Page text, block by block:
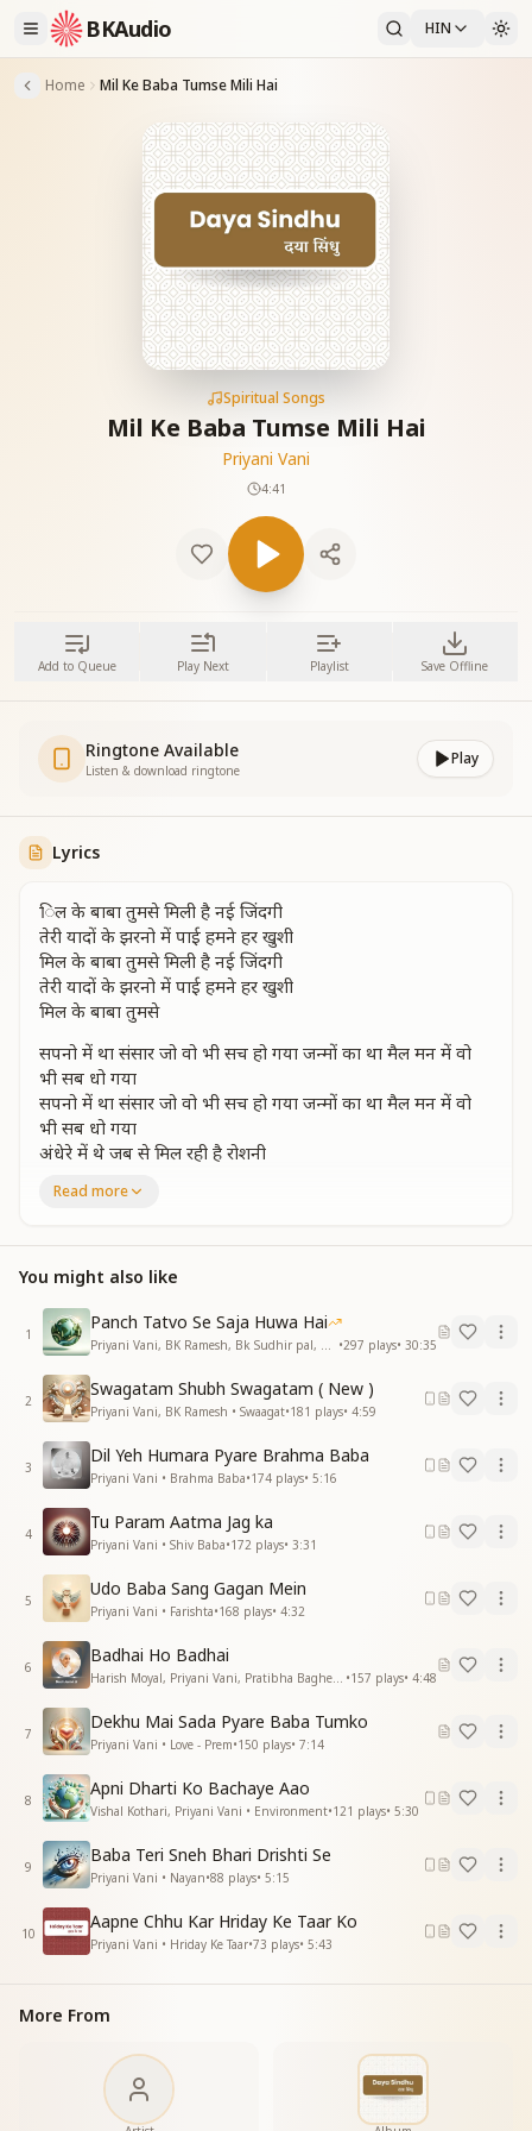
BKAudio HIN
Home Mil Ke Baba Tumse Mili Hai
Spiritual Songs
Mil Ke Baba Tumse Mili Hai
Priyani Vani
4:41
Add to Queue Play Next Playlist Save Offline
Ringtone Available
Listen & download ringtone
Play
Lyrics
िल के बाबा तुमसे मिली है नई जिंदगी
तेरी यादों के झरनो में पाई हमने हर खुशी
मिल के बाबा तुमसे मिली है नई जिंदगी
तेरी यादों के झरनो में पाई हमने हर खुशी
मिल के बाबा तुमसे
सपनो में था संसार जो वो भी सच हो गया जन्मों का था मैल मन में वो
भी सब धो गया
सपनो में था संसार जो वो भी सच हो गया जन्मों का था मैल मन में वो
भी सब धो गया
अंधेरे में थे जब से मिल रही है रोशनी
तेरे चिंतन से हो गए अब तो उजाले उजाले
निगाहों में है बाबा तेरी हम तो है मतवाले
तेरे चिंतन से हो गए अब तो उजाले उजाले
तेरी सुहाने यादों से सासे हो गई है हसीन
मिल के बाबा तुमसे मिली है नई जिंदगी
तेरी यादों के झरनो में पाई हमने हर खुशी
मिल के बाबा तुमसे
मिल के बाबा तुमसे
मिल के बाबा तुमसे
—---------------------------------
Read more
You might also like
1
Panch Tatvo Se Saja Huwa Hai
•297 plays• 30:35
2
Swagatam Shubh Swagatam ( New )
Priyani Vani, BK Ramesh • Swaagat•181 plays• 4:59
3
Dil Yeh Humara Pyare Brahma Baba
Priyani Vani • Brahma Baba•174 plays• 5:16
4
Tu Param Aatma Jag ka
Priyani Vani • Shiv Baba•172 plays• 3:31
5
Udo Baba Sang Gagan Mein
Priyani Vani • Farishta•168 plays• 4:32
6
Badhai Ho Badhai
•157 plays• 4:48
7
Dekhu Mai Sada Pyare Baba Tumko
Priyani Vani • Love - Prem•150 plays• 7:14
8
Apni Dharti Ko Bachaye Aao
Vishal Kothari, Priyani Vani • Environment•121 plays• 5:30
9
Baba Teri Sneh Bhari Drishti Se
Priyani Vani • Nayan•88 plays• 5:15
10
Aapne Chhu Kar Hriday Ke Taar Ko
Priyani Vani • Hriday Ke Taar•73 plays• 5:43
More From